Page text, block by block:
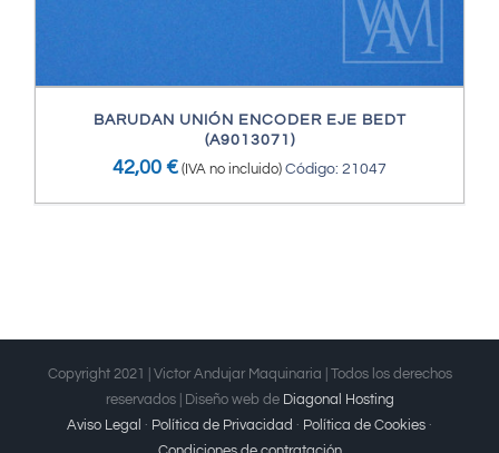
BARUDAN UNIÓN ENCODER EJE BEDT
(A9013071)
42,00 € (IVA no incluido) Código: 21047
Copyright 2021 | Victor Andujar Maquinaria | Todos los derechos
reservados | Diseño web de Diagonal Hosting
Aviso Legal · Política de Privacidad · Política de Cookies ·